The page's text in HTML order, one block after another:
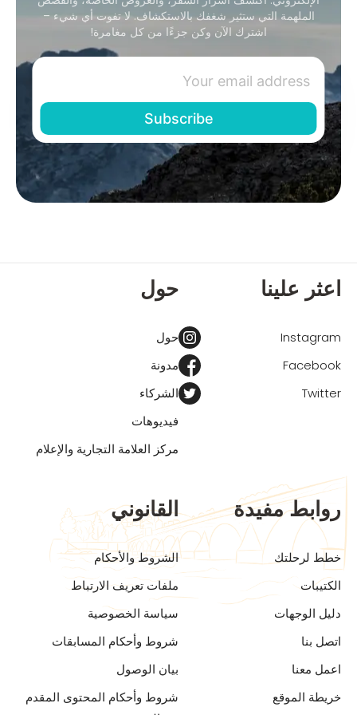
الملهمة التي ستثير شغفك بالاستكشاف. لا تفوت أي شيء –
اشترك الآن وكن جزءًا من كل مغامرة!
اعثر علينا
Instagram
Facebook
Twitter
حول
حول
مدونة
الشركاء
فيديوهات
مركز العلامة التجارية والإعلام
روابط مفيدة
خطط لرحلتك
الكتيبات
دليل الوجهات
اتصل بنا
اعمل معنا
خريطة الموقع
القانوني
الشروط والأحكام
ملفات تعريف الارتباط
سياسة الخصوصية
شروط وأحكام المسابقات
بيان الوصول
شروط وأحكام المحتوى المقدم